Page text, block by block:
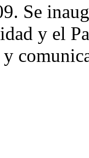
Se
y el